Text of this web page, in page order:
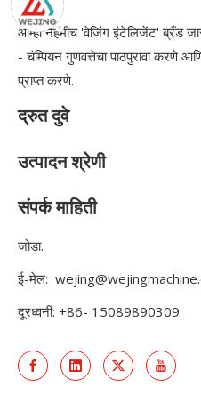
आम्ही नेहमीच 'वेजिंग इंटेलिजेंट' ब्रँड
- चॅम्पियन गुणवत्तेचा पाठपुरावा करणे
प्राप्त करणे.
द्रुत दुवे
उत्पादन श्रेणी
संपर्क माहिती
जोडा.
ई-मेल:
दूरध्वनी: +86- 15089890309